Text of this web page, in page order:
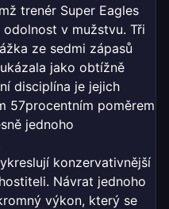
trenér Super Eagles
v mužstvu. Tři
ze sedmi zápasů
jako obtížně
disciplína je jejich
57procentním poměrem
jednoho
konzervativnější
Návrat jednoho
výkon, který se